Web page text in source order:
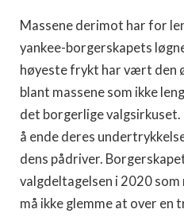
Massene derimot har for
yankee-borgerskapets
høyeste frykt har vært den
blant massene som ikke
det borgerlige
å ende deres
dens pådriver.
valgdeltagelsen i 2020 som
må ikke glemme at over en